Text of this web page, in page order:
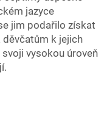
jazyce
jim podařilo získat
k jejich
vysokou úroveň